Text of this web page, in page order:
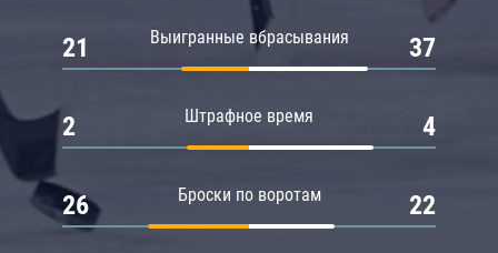
Выигранные вбрасывания
21 37
Штрафное время
2 4
Броски по воротам
26 22